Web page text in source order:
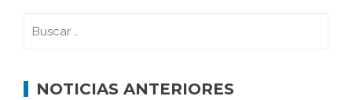
NOTICIAS ANTERIORES